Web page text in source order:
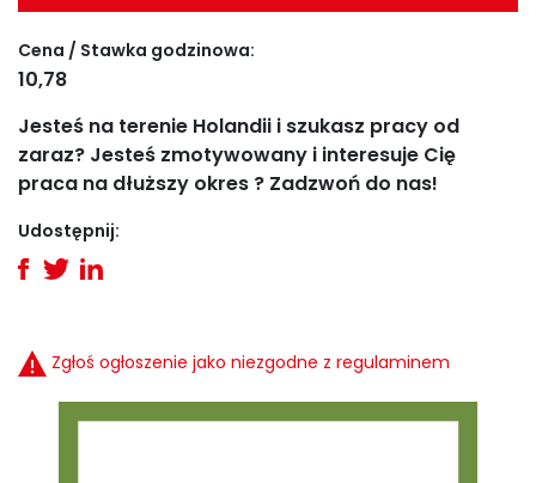
Cena / Stawka godzinowa:
10,78
Jesteś na terenie Holandii i szukasz pracy od
zaraz? Jesteś zmotywowany i interesuje Cię
praca na dłuższy okres ? Zadzwoń do nas!
Udostępnij:
Zgłoś ogłoszenie jako niezgodne z regulaminem